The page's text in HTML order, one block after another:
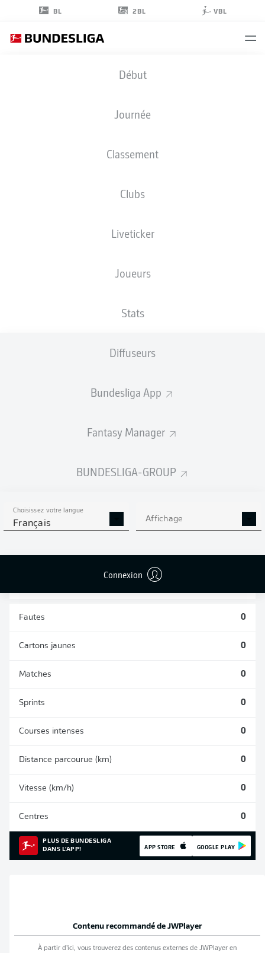
BL 2BL VBL
Début
Journée
Classement
Clubs
Liveticker
Joueurs
Stats
Diffuseurs
Bundesliga App
Fantasy Manager
BUNDESLIGA-GROUP
Choisissez votre langue
Français Affichage
Connexion
STATS DE LA SAISON
2026/2027
0 0
Fautes 0
Cartons jaunes 0
Matches 0
Sprints 0
Courses intenses 0
Distance parcourue (km) 0
Vitesse (km/h) 0
Centres 0
PLUS DE BUNDESLIGA
DANS L'APP!
APP STORE GOOGLE PLAY
Contenu recommandé de JWPlayer
À partir d’ici, vous trouverez des contenus externes de JWPlayer en